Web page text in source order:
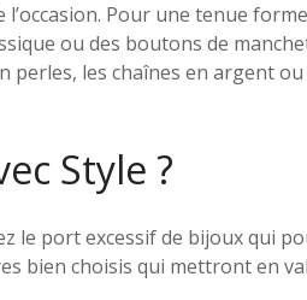
Pour une tenue
ou des boutons de
perles, les chaînes en argent ou
Style ?
le port excessif de bijoux qui
bien choisis qui mettront en